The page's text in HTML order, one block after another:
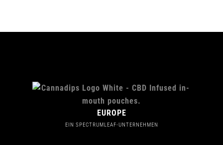
EUROPE
EIN SPECTRUMLEAF-UNTERNEHMEN